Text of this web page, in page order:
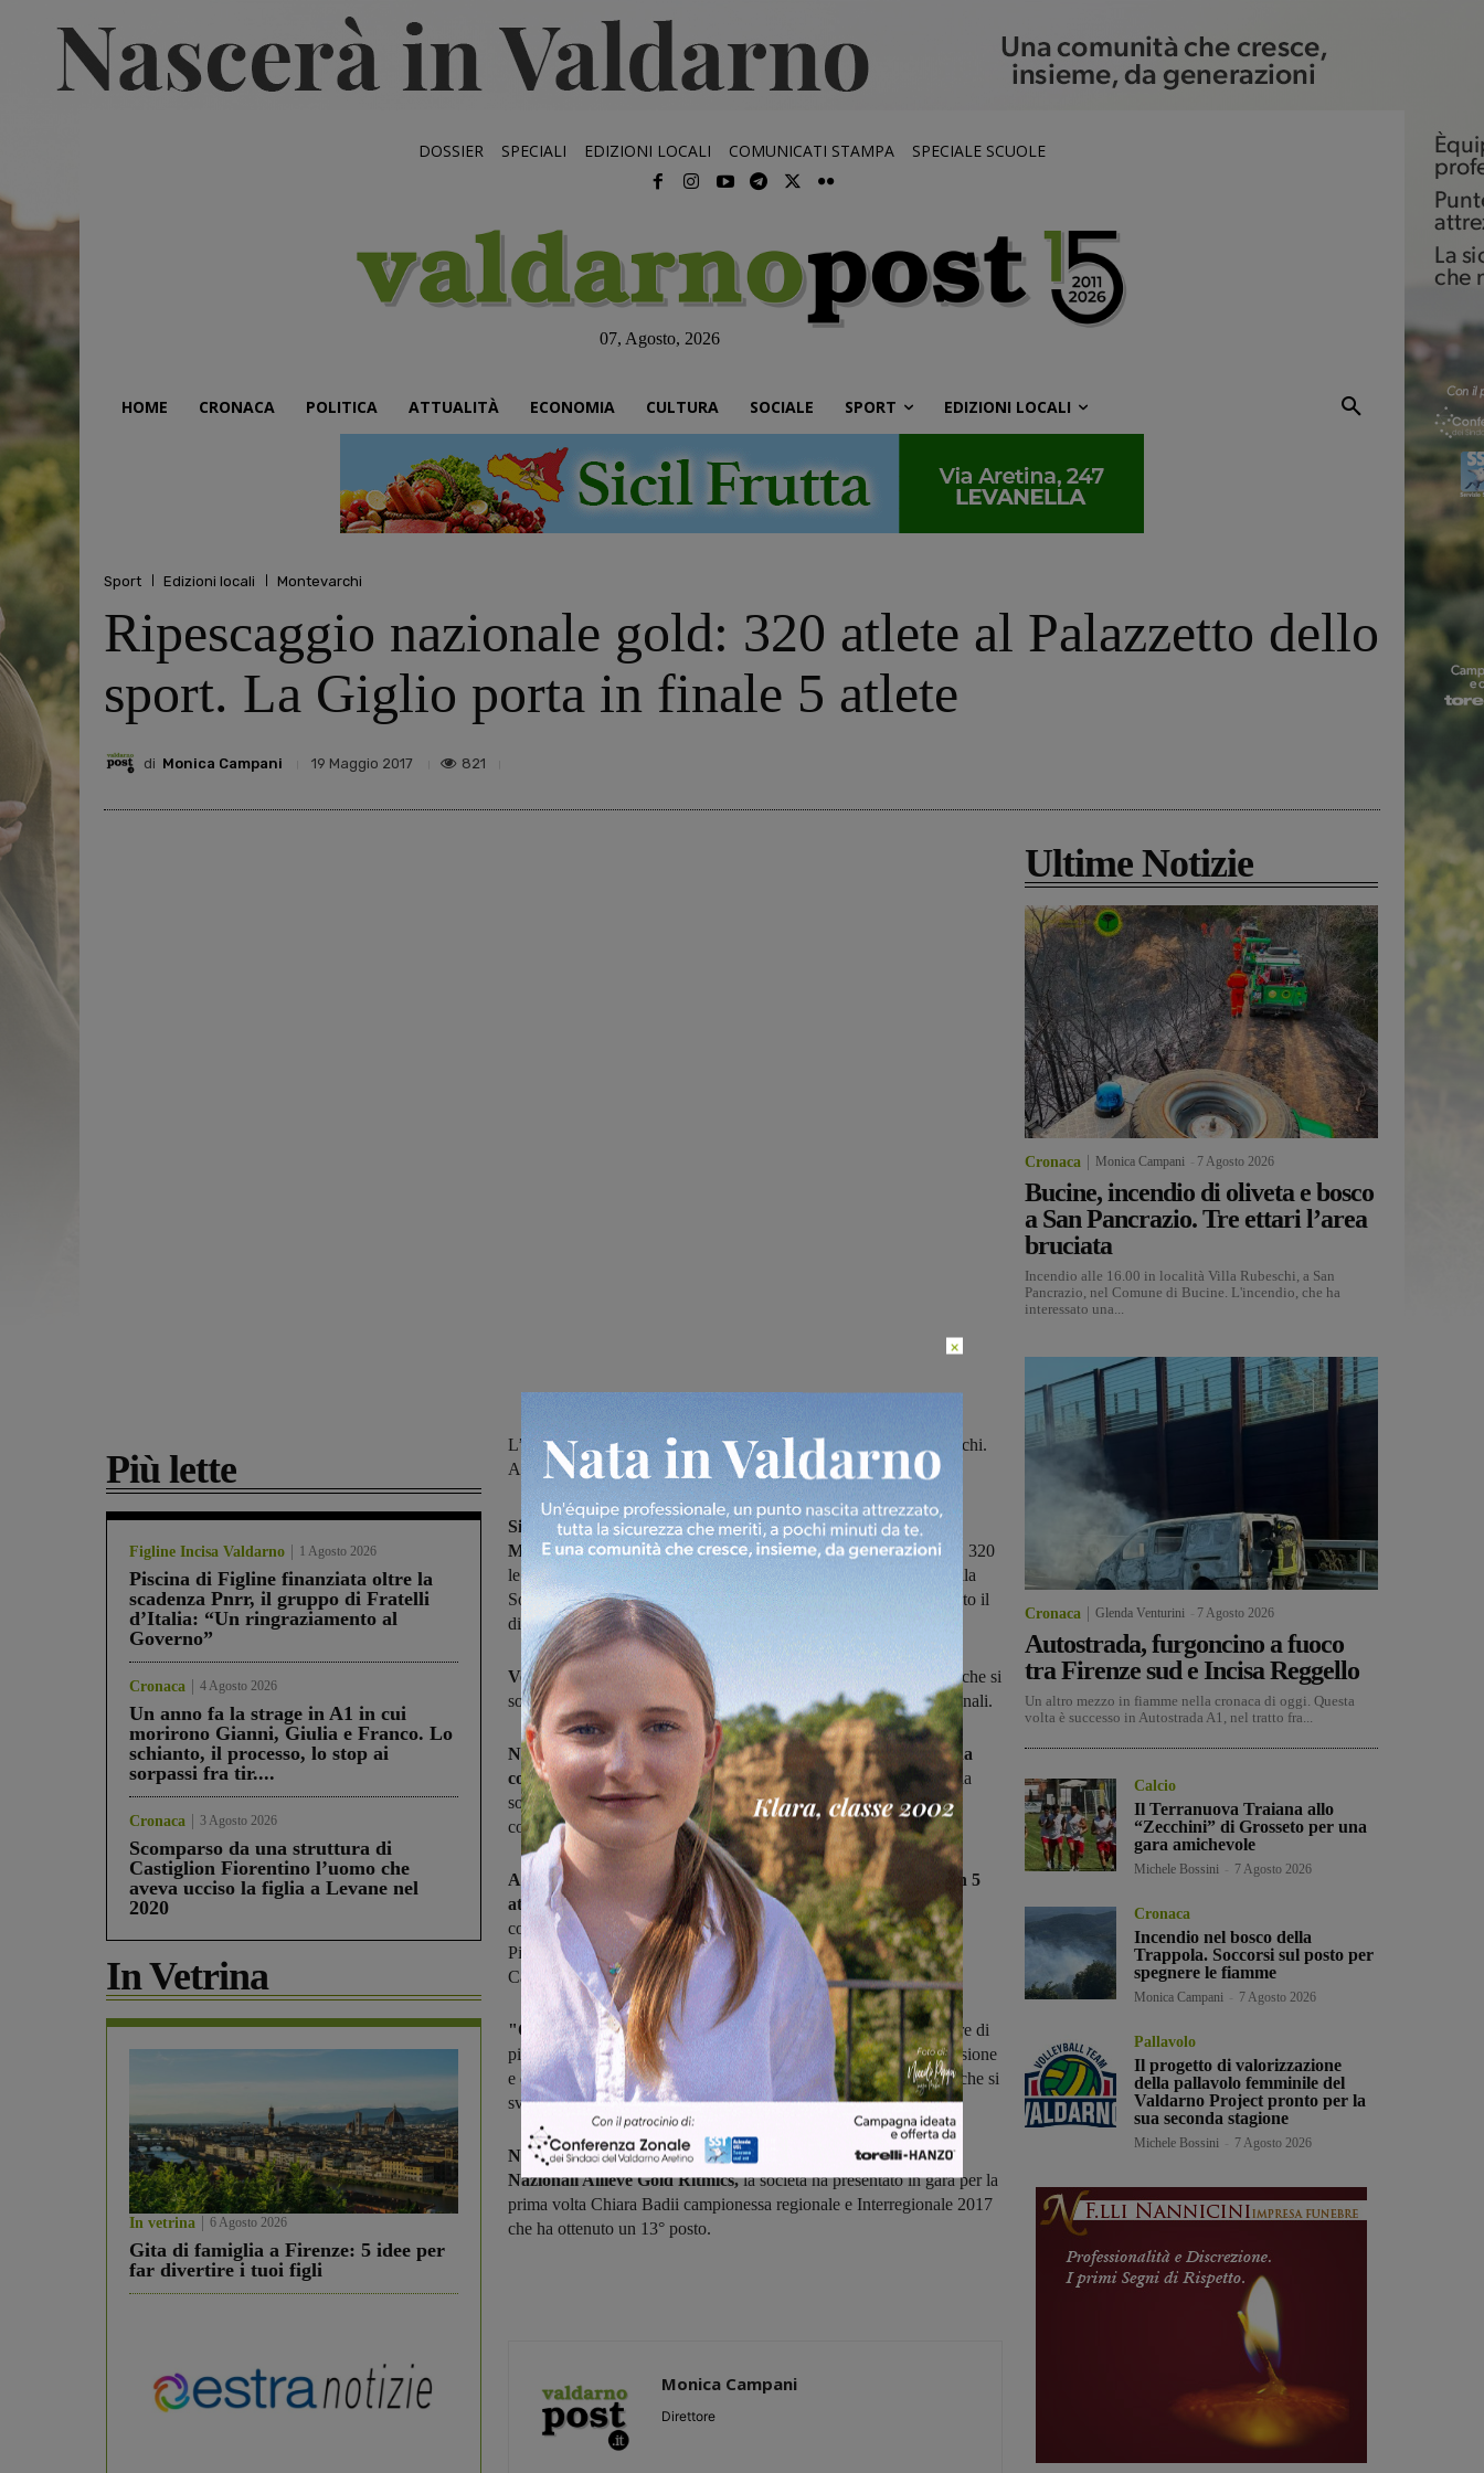
DOSSIER SPECIALI EDIZIONI LOCALI COMUNICATI STAMPA SPECIALE SCUOLE
07, Agosto, 2026
HOME CRONACA POLITICA ATTUALITÀ ECONOMIA CULTURA SOCIALE SPORT EDIZIONI LOCALI
Sport Edizioni locali Montevarchi
Ripescaggio nazionale gold: 320 atlete al Palazzetto dello
sport. La Giglio porta in finale 5 atlete
di Monica Campani 19 Maggio 2017 821
Più lette
Figline Incisa Valdarno 1 Agosto 2026
Piscina di Figline finanziata oltre la
scadenza Pnrr, il gruppo di Fratelli
d’Italia: “Un ringraziamento al
Governo”
Cronaca 4 Agosto 2026
Un anno fa la strage in A1 in cui
morirono Gianni, Giulia e Franco. Lo
schianto, il processo, lo stop ai
sorpassi fra tir....
Cronaca 3 Agosto 2026
Scomparso da una struttura di
Castiglion Fiorentino l’uomo che
aveva ucciso la figlia a Levane nel
2020
In Vetrina
In vetrina 6 Agosto 2026
Gita di famiglia a Firenze: 5 idee per
far divertire i tuoi figli
L’organizzazione affidata alla Società ginnica Giglio di Montevarchi.
Alle finali nazionali la Società parteciperà con 5 atlete
Si è svolto nei giorni scorsi al Palazzetto dello sport di
Montevarchi il 'Ripescaggio nazionale Gold' categoria allieve
. 320
le atlete che hanno partecipato alla manifestazione organizzata dalla
Società ginnica Giglio di Montevarchi. 23 Atlete hanno conquistato il
diritto alle finali Nazionali: 5 sono della società montevarchina.
Venerdì hanno iniziato la gara, Allieve L3, 80 ginnaste d'Italia che si
sono confrontate per conquistare la qualificazione alle finali nazionali.
Nella categoria Allieve L1 la società Giglio con Giulia Dirlas ha
conquistato il 3° gradino del podio.Nella categoria Allieve L2 la
società Giglio aveva in gara Martina Migliorini che ha vinto la
competizione.
Alle Finali Nazionali la Società Giglio parteciperà dunque con 5
atlete, oltre a Giulia e Martina anche con Elisa Bracciali che ha
conquistato il titolo di Campionessa Toscana Allieva L1, Viola
Pierazzini Campionessa Toscana Allieva L2 e Giulia Jalbe
Campionessa Toscana Allieva L3.
"Orgoglio per tutta la Società, il settore agonistico cresce sempre di
più con le Tecniche professioniste che seguono tutti con tanta passione
e determinazione. Adesso la Giglio affronterà le Finali Nazionali che si
svolgeranno a Mortara il 2/3/4 Giugno"
Nello scorso fine settimana si sono svolti anche i Campionsti
Nazionali Allieve Gold Ritmics,la società ha presentato in gara per la
prima volta Chiara Badii campionessa regionale e Interregionale 2017
che ha ottenuto un 13° posto.
Monica Campani
Direttore
Ultime Notizie
Cronaca Monica Campani 7 Agosto 2026
Bucine, incendio di oliveta e bosco
a San Pancrazio. Tre ettari l’area
bruciata
Incendio alle 16.00 in località Villa Rubeschi, a San
Pancrazio, nel Comune di Bucine. L'incendio, che ha
interessato una...
Cronaca Glenda Venturini 7 Agosto 2026
Autostrada, furgoncino a fuoco
tra Firenze sud e Incisa Reggello
Un altro mezzo in fiamme nella cronaca di oggi. Questa
volta è successo in Autostrada A1, nel tratto fra...
Calcio
Il Terranuova Traiana allo
“Zecchini” di Grosseto per una
gara amichevole
Michele Bossini 7 Agosto 2026
Cronaca
Incendio nel bosco della
Trappola. Soccorsi sul posto per
spegnere le fiamme
Monica Campani 7 Agosto 2026
Pallavolo
Il progetto di valorizzazione
della pallavolo femminile del
Valdarno Project pronto per la
sua seconda stagione
Michele Bossini 7 Agosto 2026
×